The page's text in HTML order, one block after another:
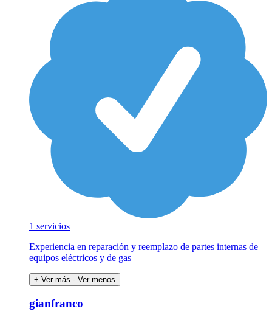
1 servicios
Experiencia en reparación y reemplazo de partes internas de
equipos eléctricos y de gas
+ Ver más - Ver menos
gianfranco